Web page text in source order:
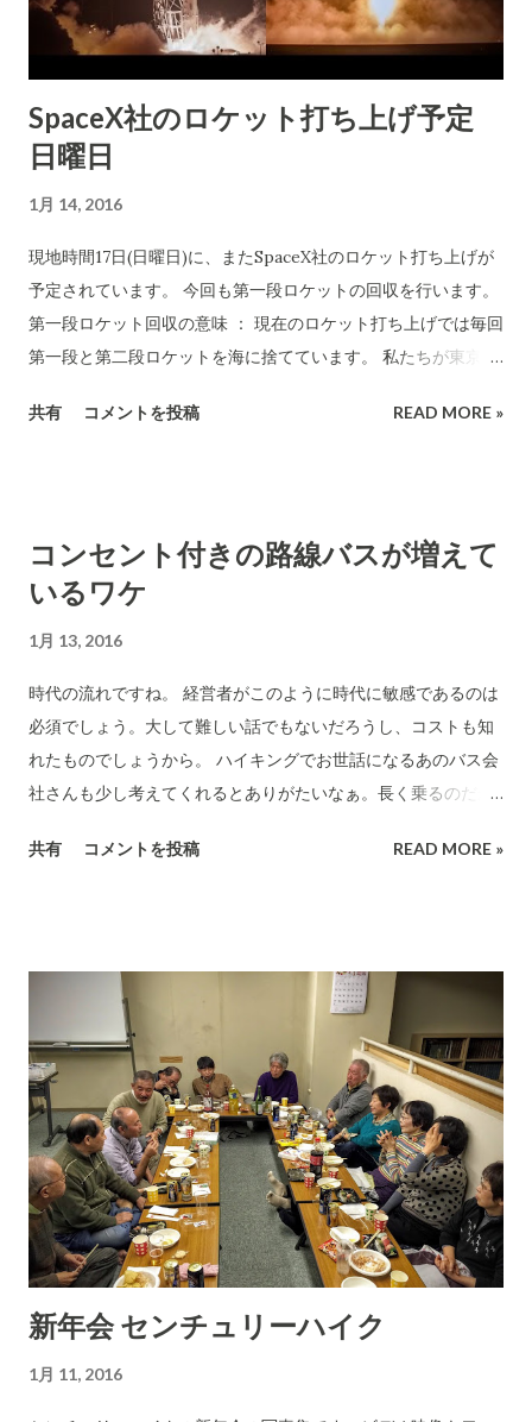
も無く玄関口にお迎えに来ます。（このことで運転手という職
業はこの世から消えます。タクシーも大型トラックも運転手を
必要としなくなります。） そんな時代が、10年もすれば来そう
なのが今日のことなのです。
ドカード、クレジットカード、キャッシュカード、ポイントカ
ード、診察券などとして利用」することができるのです。医者
も数か所かかっていますよね。薬局含めるとそれだけでカード
が10枚も普通は持っています。1枚に統合して欲しいとだれでも
願いますよね。(漏洩の心配はありません。くれぐれも) この記
すが、利用者が望めばやらざるを得なくなるでしょう。数年で
決着が付きます。
SpaceX社のロケット打ち上げ予定
日曜日
1月 14, 2016
現地時間17日(日曜日)に、またSpaceX社のロケット打ち上げが
予定されています。 今回も第一段ロケットの回収を行います。
第一段ロケット回収の意味 ： 現在のロケット打ち上げでは毎回
第一段と第二段ロケットを海に捨てています。 私たちが東京か
す。だから、1万円程度の料金で飛行機を利用できます。(もし
Muskは強調しています。 前回の打ち上げ(12月11日のビデオ) 今
回の回収は海上に浮かべた無人の艀(ハシケ)に降りてきます。
こそは(昨年二回トライしてそれぞれに失敗している)成功する
と期待したいですね。 海上で確実に回収ができるとより打ち上
げには都合がいいようです。 打ち上げ予定時間は直前くらいに
なると開示されます。(日本のニュースでは取り上げてくれませ
ん。)ここに書いてゆきますので関心あれば日曜日ころ再度見に
共有 コメントを投稿 READ MORE »
コンセント付きの路線バスが増えて
いるワケ
1月 13, 2016
時代の流れですね。 経営者がこのように時代に敏感であるのは
必須でしょう。大して難しい話でもないだろうし、コストも知
れたものでしょうから。 ハイキングでお世話になるあのバス会
社さんも少し考えてくれるとありがたいなぁ。長く乗るのだか
尋ねたけど... けんもほろろに拒絶されました。おふたりとも同
化してきていることから、一般の路線バスにもコンセントをつ
けたらいいのでは……とのアイディアが発端だったという。 携
帯はスマホは、今の日本では全て人が携帯していおり(電池切れ
で)使えない時間があるととても困るものです。4時間とか6時間
もの間、乗車するバスでは対応できるように考えるのは必須だ
と思います。 「三芳バス」の経営者さん、(充電くらい対応して
もらいたいと渇望していう客がいる子おtに)早く気づいて対応
してください！ 本当は、Wi-Fiサービスをバスもやるのが当然
なのですが。長距離バスもしくは観光バスではWi-Fiサービス
をやると喜ばれるでしょうね。 地下鉄は全てやっていますよ
ね。JR東海は、一番儲かる会社なので対応が鈍い。しかし、オ
共有 コメントを投稿 READ MORE »
新年会 センチュリーハイク
1月 11, 2016